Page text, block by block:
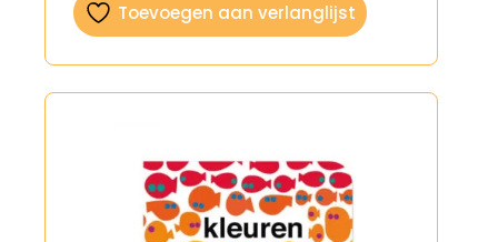
Toevoegen aan verlanglijst